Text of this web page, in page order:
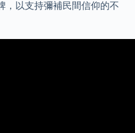
，以支持彌補民間信仰的不